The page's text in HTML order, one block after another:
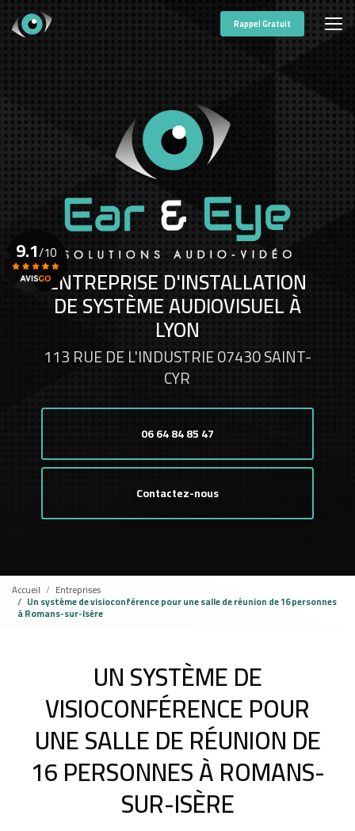
contenu
Rappel Gratuit
ENTREPRISE D'INSTALLATION
DE SYSTÈME AUDIOVISUEL À
LYON
113 RUE DE L'INDUSTRIE 07430 SAINT-
CYR
06 64 84 85 47
Contactez-nous
9.1/10
Voir le certificat
Accueil Entreprises
Un système de visioconférence pour une salle de réunion de 16 personnes
à Romans-sur-Isère
UN SYSTÈME DE
VISIOCONFÉRENCE POUR
UNE SALLE DE RÉUNION DE
16 PERSONNES À ROMANS-
SUR-ISÈRE